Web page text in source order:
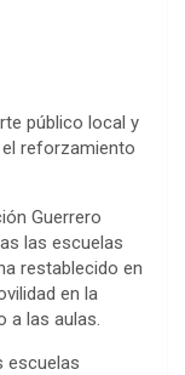
público local y
reforzamiento
Guerrero
las escuelas
restablecido en
en la
a las aulas.
escuelas